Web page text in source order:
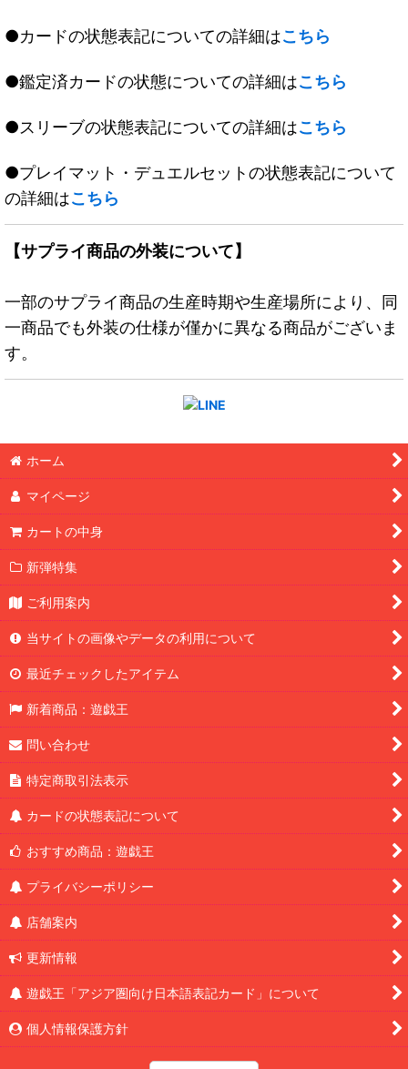
●カードの状態表記についての詳細はこちら
●鑑定済カードの状態についての詳細はこちら
●スリーブの状態表記についての詳細はこちら
●プレイマット・デュエルセットの状態表記について
の詳細はこちら
【サプライ商品の外装について】
一部のサプライ商品の生産時期や生産場所により、同
一商品でも外装の仕様が僅かに異なる商品がございま
す。
ホーム
マイページ
カートの中身
新弾特集
ご利用案内
当サイトの画像やデータの利用について
最近チェックしたアイテム
新着商品：遊戯王
問い合わせ
特定商取引法表示
カードの状態表記について
おすすめ商品：遊戯王
プライバシーポリシー
店舗案内
更新情報
遊戯王「アジア圏向け日本語表記カード」について
個人情報保護方針